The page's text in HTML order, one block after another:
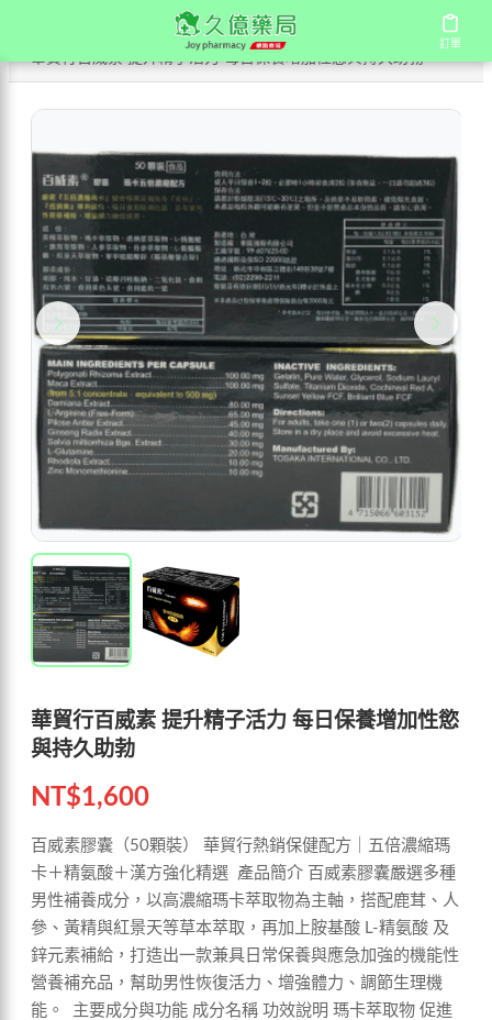
訂單
訂單
國產壯陽藥
/
華貿行百威素 提升精子活力 每日保養增加性慾與持久助勃
華貿行百威素 提升精子活力 每日保養增加性慾
與持久助勃
NT$1,600
百威素膠囊（50顆裝） 華貿行熱銷保健配方｜五倍濃縮瑪
卡＋精氨酸＋漢方強化精選 產品簡介 百威素膠囊嚴選多種
男性補養成分，以高濃縮瑪卡萃取物為主軸，搭配鹿茸、人
參、黃精與紅景天等草本萃取，再加上胺基酸 L-精氨酸 及
鋅元素補給，打造出一款兼具日常保養與應急加強的機能性
營養補充品，幫助男性恢復活力、增強體力、調節生理機
能。 主要成分與功能 成分名稱 功效說明 瑪卡萃取物 促進